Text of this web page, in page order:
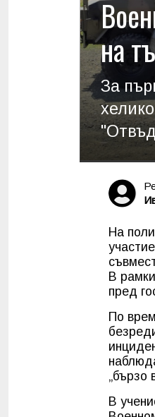
на
За
На
В
пред
По
„бързо
В